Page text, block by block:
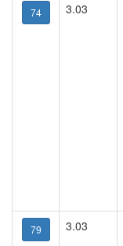
74 3.03
79 3.03